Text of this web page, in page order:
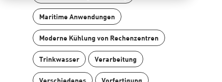
Kontakt
Internationale Partner finden
Content Hub
Planungshilfen
Maritime Anwendungen
Moderne Kühlung von Rechenzentren
Trinkwasser Verarbeitung
Verschiedenes Vorfertigung